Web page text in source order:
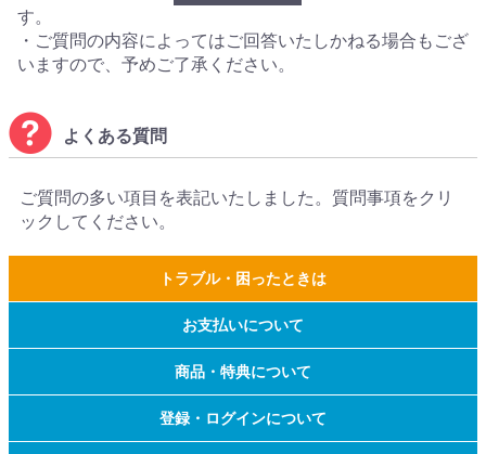
す。
・ご質問の内容によってはご回答いたしかねる場合もござ
いますので、予めご了承ください。
よくある質問
ご質問の多い項目を表記いたしました。質問事項をクリ
ックしてください。
トラブル・困ったときは
お支払いについて
商品・特典について
登録・ログインについて